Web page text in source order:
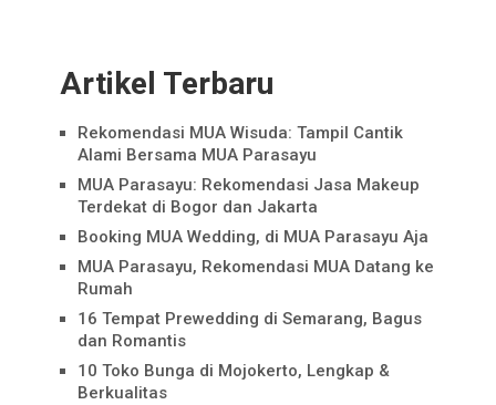
Artikel Terbaru
Rekomendasi MUA Wisuda: Tampil Cantik
Alami Bersama MUA Parasayu
MUA Parasayu: Rekomendasi Jasa Makeup
Terdekat di Bogor dan Jakarta
Booking MUA Wedding, di MUA Parasayu Aja
MUA Parasayu, Rekomendasi MUA Datang ke
Rumah
16 Tempat Prewedding di Semarang, Bagus
dan Romantis
10 Toko Bunga di Mojokerto, Lengkap &
Berkualitas